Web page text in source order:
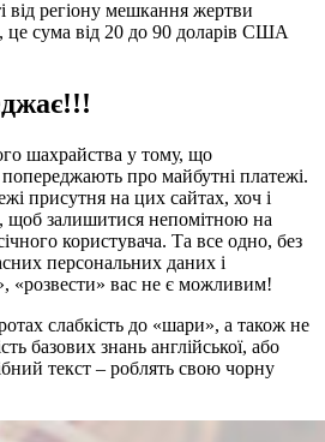
від регіону мешкання жертви
сума від 20 до 90 доларів США
шахрайства у тому, що
про майбутні платежі.
присутня на цих сайтах, хоч і
щоб залишитися непомітною на
користувача. Та все одно, без
персональних даних і
«розвести» вас не є можливим!
слабкість до «шари», а також не
базових знань англійської, або
текст – роблять свою чорну